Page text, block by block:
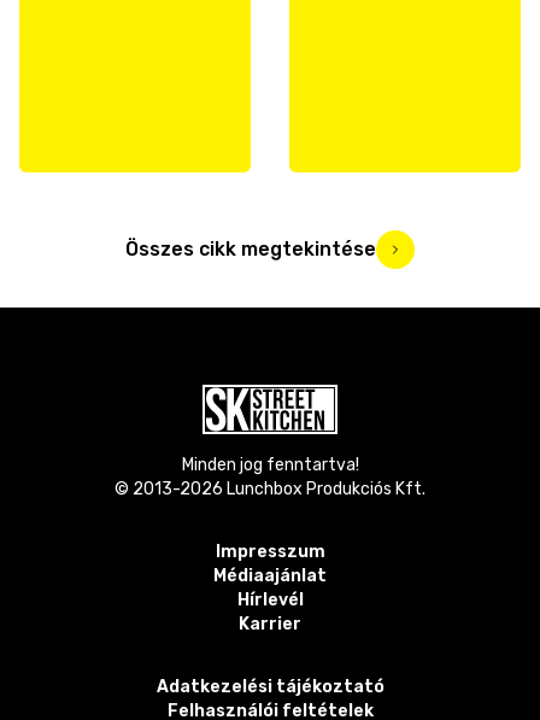
Összes cikk megtekintése
Minden jog fenntartva!
© 2013-2026 Lunchbox Produkciós Kft.
Impresszum
Médiaajánlat
Hírlevél
Karrier
Adatkezelési tájékoztató
Felhasználói feltételek